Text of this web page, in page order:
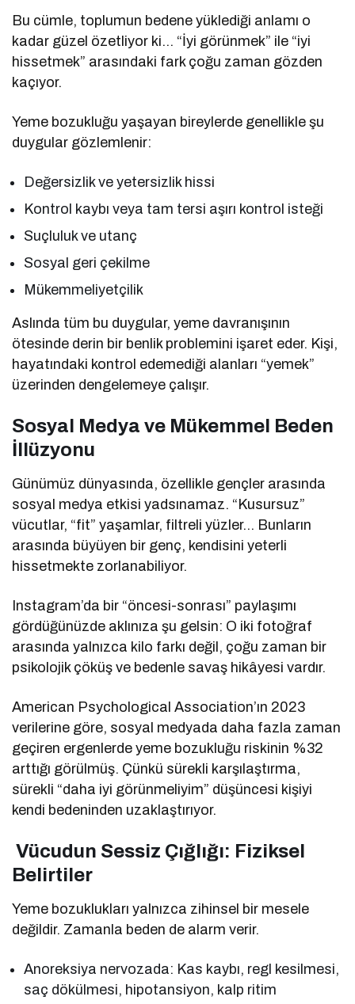
Bu cümle, toplumun bedene yüklediği anlamı o
kadar güzel özetliyor ki… “İyi görünmek” ile “iyi
hissetmek” arasındaki fark çoğu zaman gözden
kaçıyor.
Yeme bozukluğu yaşayan bireylerde genellikle şu
duygular gözlemlenir:
Değersizlik ve yetersizlik hissi
Kontrol kaybı veya tam tersi aşırı kontrol isteği
Suçluluk ve utanç
Sosyal geri çekilme
Mükemmeliyetçilik
Aslında tüm bu duygular, yeme davranışının
ötesinde derin bir benlik problemini işaret eder. Kişi,
hayatındaki kontrol edemediği alanları “yemek”
üzerinden dengelemeye çalışır.
Sosyal Medya ve Mükemmel Beden
İllüzyonu
Günümüz dünyasında, özellikle gençler arasında
sosyal medya etkisi yadsınamaz. “Kusursuz”
vücutlar, “fit” yaşamlar, filtreli yüzler… Bunların
arasında büyüyen bir genç, kendisini yeterli
hissetmekte zorlanabiliyor.
Instagram’da bir “öncesi-sonrası” paylaşımı
gördüğünüzde aklınıza şu gelsin: O iki fotoğraf
arasında yalnızca kilo farkı değil, çoğu zaman bir
psikolojik çöküş ve bedenle savaş hikâyesi vardır.
American Psychological Association’ın 2023
verilerine göre, sosyal medyada daha fazla zaman
geçiren ergenlerde yeme bozukluğu riskinin %32
arttığı görülmüş. Çünkü sürekli karşılaştırma,
sürekli “daha iyi görünmeliyim” düşüncesi kişiyi
kendi bedeninden uzaklaştırıyor.
Vücudun Sessiz Çığlığı: Fiziksel
Belirtiler
Yeme bozuklukları yalnızca zihinsel bir mesele
değildir. Zamanla beden de alarm verir.
Anoreksiya nervozada: Kas kaybı, regl kesilmesi,
saç dökülmesi, hipotansiyon, kalp ritim